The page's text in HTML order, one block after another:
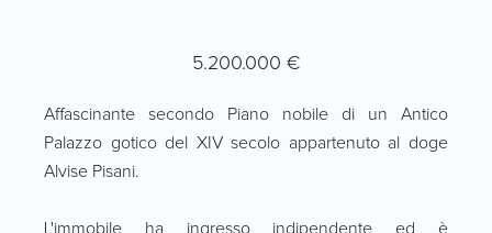
5.200.000 €
Affascinante secondo Piano nobile di un Antico
Palazzo gotico del XIV secolo appartenuto al doge
Alvise Pisani.
L'immobile ha ingresso indipendente ed è